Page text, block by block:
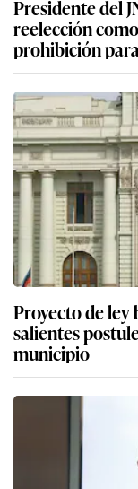
Presidente del
reelección
prohibición
Proyecto de ley
salientes
municipio